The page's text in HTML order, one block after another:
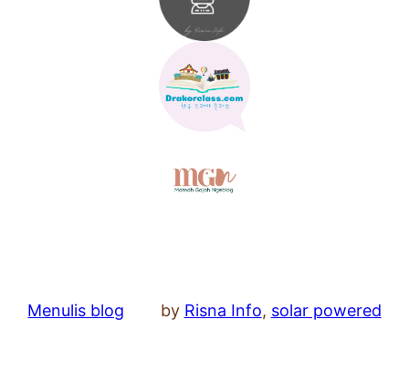
Menulis blog by Risna Info, solar powered